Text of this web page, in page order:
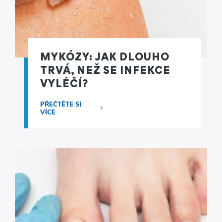
MYKÓZY: JAK DLOUHO
TRVÁ, NEŽ SE INFEKCE
VYLÉČÍ?
PŘEČTĚTE SI
VÍCE